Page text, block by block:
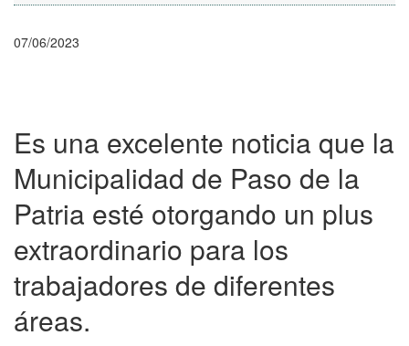
07/06/2023
Es una excelente noticia que la
Municipalidad de Paso de la
Patria esté otorgando un plus
extraordinario para los
trabajadores de diferentes
áreas.